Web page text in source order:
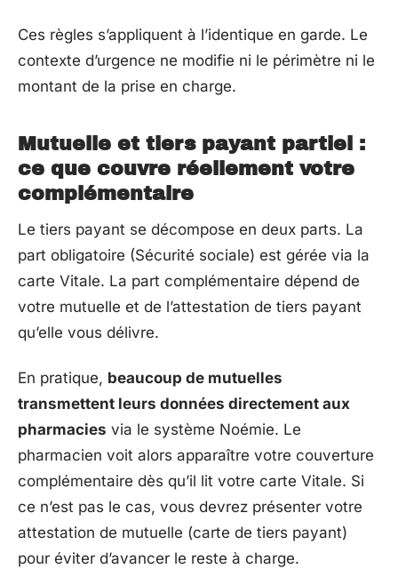
Ces règles s’appliquent à l’identique en garde. Le
contexte d’urgence ne modifie ni le périmètre ni le
montant de la prise en charge.
Mutuelle et tiers payant partiel :
ce que couvre réellement votre
complémentaire
Le tiers payant se décompose en deux parts. La
part obligatoire (Sécurité sociale) est gérée via la
carte Vitale. La part complémentaire dépend de
votre mutuelle et de l’attestation de tiers payant
qu’elle vous délivre.
En pratique, beaucoup de mutuelles
transmettent leurs données directement aux
pharmacies via le système Noémie. Le
pharmacien voit alors apparaître votre couverture
complémentaire dès qu’il lit votre carte Vitale. Si
ce n’est pas le cas, vous devrez présenter votre
attestation de mutuelle (carte de tiers payant)
pour éviter d’avancer le reste à charge.